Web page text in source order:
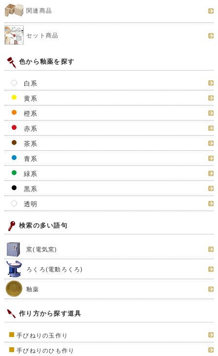
関連商品
セット商品
色から釉薬を探す
白系
黄系
橙系
赤系
茶系
青系
緑系
黒系
透明
検索の多い語句
窯(電気窯)
ろくろ(電動ろくろ)
釉薬
作り方から探す道具
手びねりの玉作り
手びねりのひも作り